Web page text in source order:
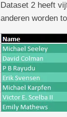
Dataset 2 heeft
anderen worden